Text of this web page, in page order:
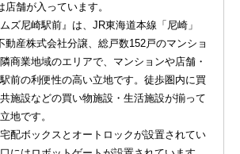
舗が入っています。
ズ尼崎駅前』は、JR東海道本線「尼崎」
動産株式会社分譲、総戸数152戸のマンショ
商業地域のエリアで、マンションや店舗・
前の利便性の高い立地です。徒歩圏内に買
施設などの買い物施設・生活施設が揃って
地です。
配ボックスとオートロックが設置されてい